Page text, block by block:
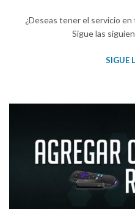
¿Deseas tener el servicio
Sigue las
SIGUE